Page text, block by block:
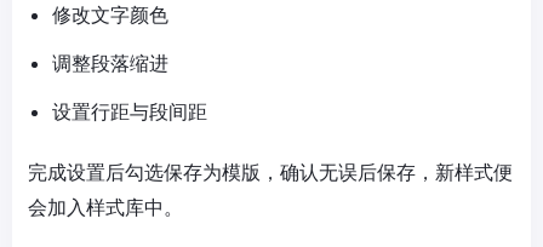
修改文字颜色
调整段落缩进
设置行距与段间距
完成设置后勾选保存为模版，确认无误后保存，新样式便
会加入样式库中。